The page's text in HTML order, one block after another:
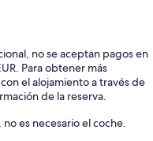
no se aceptan pagos en
Para obtener más
el alojamiento a través de
de la reserva.
es necesario el coche.